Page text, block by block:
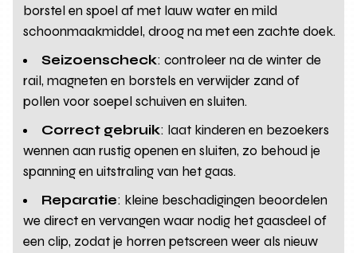
borstel en spoel af met lauw water en mild
schoonmaakmiddel, droog na met een zachte doek.
Seizoenscheck: controleer na de winter de
rail, magneten en borstels en verwijder zand of
pollen voor soepel schuiven en sluiten.
Correct gebruik: laat kinderen en bezoekers
wennen aan rustig openen en sluiten, zo behoud je
spanning en uitstraling van het gaas.
Reparatie: kleine beschadigingen beoordelen
we direct en vervangen waar nodig het gaasdeel of
een clip, zodat je horren petscreen weer als nieuw